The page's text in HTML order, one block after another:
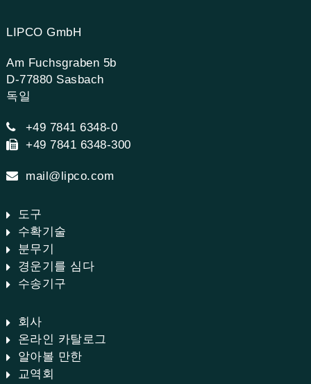
LIPCO GmbH
Am Fuchsgraben 5b
D-77880 Sasbach
독일
+49 7841 6348-0
+49 7841 6348-300
mail@lipco.com
도구
수확기술
분무기
경운기를 심다
수송기구
회사
온라인 카탈로그
알아볼 만한
교역회